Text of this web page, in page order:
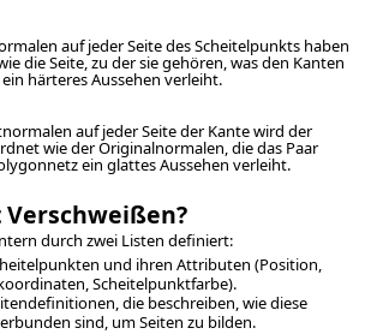
auf jeder Seite des Scheitelpunkts haben
die Seite, zu der sie gehören, was den Kanten
härteres Aussehen verleiht.
auf jeder Seite der Kante wird der
wie der Originalnormalen, die das Paar
ein glattes Aussehen verleiht.
durch zwei Listen definiert:
und ihren Attributen (Position,
Scheitelpunktfarbe).
die beschreiben, wie diese
sind, um Seiten zu bilden.